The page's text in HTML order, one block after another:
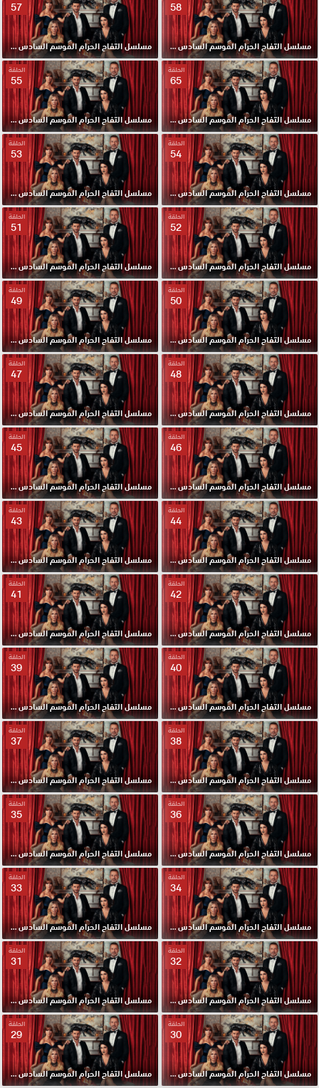
58
مسلسل التفاح الحرام الموسم السادس مدبلج الحلقة 58 HD
57
مسلسل التفاح الحرام الموسم السادس مدبلج الحلقة 57 HD
الحلقة
65
مسلسل التفاح الحرام الموسم السادس مدبلج الحلقة 56 HD
الحلقة
55
مسلسل التفاح الحرام الموسم السادس مدبلج الحلقة 55 HD
الحلقة
54
مسلسل التفاح الحرام الموسم السادس مدبلج الحلقة 54 HD
الحلقة
53
مسلسل التفاح الحرام الموسم السادس مدبلج الحلقة 53 HD
الحلقة
52
مسلسل التفاح الحرام الموسم السادس مدبلج الحلقة 52 HD
الحلقة
51
مسلسل التفاح الحرام الموسم السادس مدبلج الحلقة 51 HD
الحلقة
50
مسلسل التفاح الحرام الموسم السادس مدبلج الحلقة 50 HD
الحلقة
49
مسلسل التفاح الحرام الموسم السادس مدبلج الحلقة 49 HD
الحلقة
48
مسلسل التفاح الحرام الموسم السادس مدبلج الحلقة 48 HD
الحلقة
47
مسلسل التفاح الحرام الموسم السادس مدبلج الحلقة 47 HD
الحلقة
46
مسلسل التفاح الحرام الموسم السادس مدبلج الحلقة 46 HD
الحلقة
45
مسلسل التفاح الحرام الموسم السادس مدبلج الحلقة 45 HD
الحلقة
44
مسلسل التفاح الحرام الموسم السادس مدبلج الحلقة 44 HD
الحلقة
43
مسلسل التفاح الحرام الموسم السادس مدبلج الحلقة 43 HD
الحلقة
42
مسلسل التفاح الحرام الموسم السادس مدبلج الحلقة 42 HD
الحلقة
41
مسلسل التفاح الحرام الموسم السادس مدبلج الحلقة 41 HD
الحلقة
40
مسلسل التفاح الحرام الموسم السادس مدبلج الحلقة 40 HD
الحلقة
39
مسلسل التفاح الحرام الموسم السادس مدبلج الحلقة 39 HD
الحلقة
38
مسلسل التفاح الحرام الموسم السادس مدبلج الحلقة 38 HD
الحلقة
37
مسلسل التفاح الحرام الموسم السادس مدبلج الحلقة 37 HD
الحلقة
36
مسلسل التفاح الحرام الموسم السادس مدبلج الحلقة 36 HD
الحلقة
35
مسلسل التفاح الحرام الموسم السادس مدبلج الحلقة 35 HD
الحلقة
34
مسلسل التفاح الحرام الموسم السادس مدبلج الحلقة 34 HD
الحلقة
33
مسلسل التفاح الحرام الموسم السادس مدبلج الحلقة 33 HD
الحلقة
32
مسلسل التفاح الحرام الموسم السادس مدبلج الحلقة 32 HD
الحلقة
31
مسلسل التفاح الحرام الموسم السادس مدبلج الحلقة 31 HD
الحلقة
30
مسلسل التفاح الحرام الموسم السادس مدبلج الحلقة 30 HD
الحلقة
29
مسلسل التفاح الحرام الموسم السادس مدبلج الحلقة 29 HD